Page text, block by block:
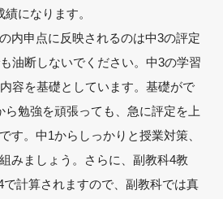
になります。
内申点に反映されるのは中3の評定
油断しないでください。中3の学習
容を基礎としています。基礎がで
ら勉強を頑張っても、急に評定を上
す。中1からしっかりと授業対策、
みましょう。さらに、副教科4教
計算されますので、副教科では真